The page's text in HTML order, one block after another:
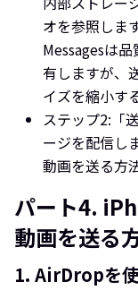
オを参照しま
Messagesは
有しますが、
イズを縮小す
ステップ2: 「
ージを配信し
動画を送る方
パート4.
動画を送る
1. AirDropを